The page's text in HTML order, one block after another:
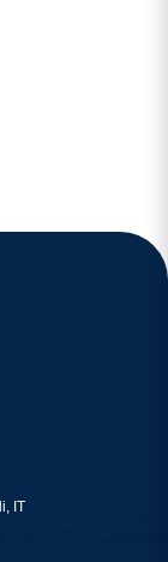
IT